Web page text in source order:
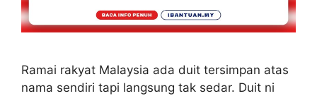
Ramai rakyat Malaysia ada duit tersimpan atas
nama sendiri tapi langsung tak sedar. Duit ni